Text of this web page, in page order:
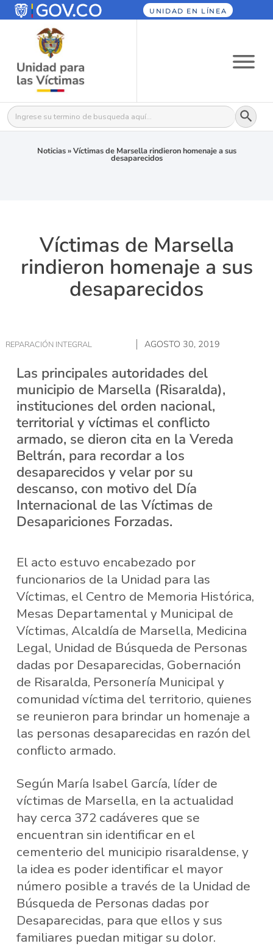
UNIDAD EN LÍNEA
Buscar: Botón
Noticias»Víctimas de Marsella rindieron homenaje a sus
desaparecidos
Víctimas de Marsella
rindieron homenaje a sus
desaparecidos
REPARACIÓN INTEGRAL AGOSTO 30, 2019
Las principales autoridades del
municipio de Marsella (Risaralda),
instituciones del orden nacional,
territorial y víctimas el conflicto
armado, se dieron cita en la Vereda
Beltrán, para recordar a los
desaparecidos y velar por su
descanso, con motivo del Día
Internacional de las Víctimas de
Desapariciones Forzadas.
El acto estuvo encabezado por
funcionarios de la Unidad para las
Víctimas, el Centro de Memoria Histórica,
Mesas Departamental y Municipal de
Víctimas, Alcaldía de Marsella, Medicina
Legal, Unidad de Búsqueda de Personas
dadas por Desaparecidas, Gobernación
de Risaralda, Personería Municipal y
comunidad víctima del territorio, quienes
se reunieron para brindar un homenaje a
las personas desaparecidas en razón del
conflicto armado.
Según María Isabel García, líder de
víctimas de Marsella, en la actualidad
hay cerca 372 cadáveres que se
encuentran sin identificar en el
cementerio del municipio risaraldense, y
la idea es poder identificar el mayor
número posible a través de la Unidad de
Búsqueda de Personas dadas por
Desaparecidas, para que ellos y sus
familiares puedan mitigar su dolor.